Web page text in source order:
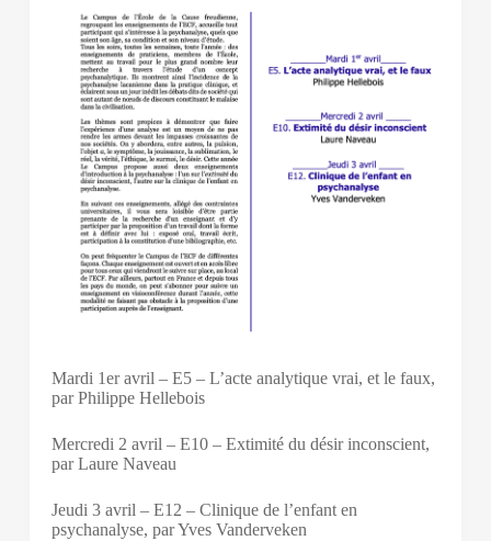
Mardi 1er avril – E5 – L’acte analytique vrai, et le faux,
par Philippe Hellebois
Mercredi 2 avril – E10 – Extimité du désir inconscient,
par Laure Naveau
Jeudi 3 avril – E12 – Clinique de l’enfant en
psychanalyse, par Yves Vanderveken